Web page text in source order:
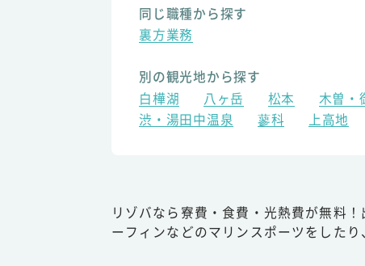
同じ職種から探す
裏方業務
別の観光地から探す
白樺湖
八ヶ岳 松本 木曽・
渋・湯田中温泉
蓼科 上高地
リゾバなら寮費・食費・光熱費が無料
ーフィンなどのマリンスポーツをした